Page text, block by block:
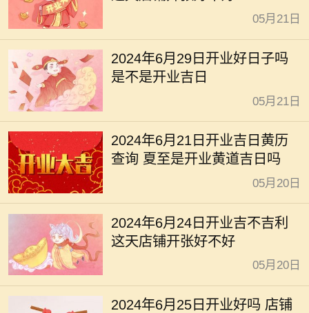
05月21日
2024年6月29日开业好日子吗
是不是开业吉日
05月21日
2024年6月21日开业吉日黄历
查询 夏至是开业黄道吉日吗
05月20日
2024年6月24日开业吉不吉利
这天店铺开张好不好
05月20日
2024年6月25日开业好吗 店铺